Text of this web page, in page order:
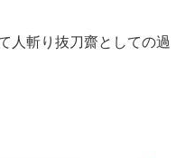
人斬り抜刀齋としての過